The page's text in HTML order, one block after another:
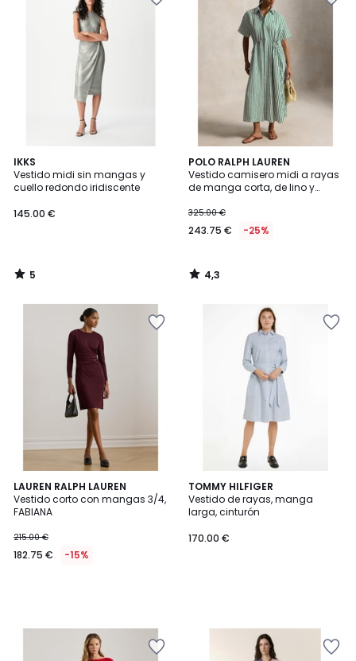
IKKS
Vestido midi sin mangas y
cuello redondo iridiscente
145.00 €
5
/
5
5
/
POLO RALPH LAUREN
Vestido camisero midi a rayas
de manga corta, de lino y
325.00 €
243.75 € -25%
4,3
/ 5
4,3
/
LAUREN RALPH LAUREN
Vestido corto con mangas 3/4,
FABIANA
215.00 €
182.75 € -15%
TOMMY HILFIGER
Vestido de rayas, manga
larga, cinturón
170.00 €